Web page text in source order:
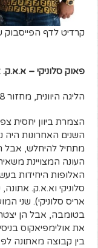
קרדיט לדף הפייסבוק
פאוק סלוניקי – א.א.ק. אתונה
הליגה היוונית, מחזור 18
הצמרת ביוון יחסית
השנים האחרונות היה
מתחיל להיחלש, אבל
העונה המצויינת
האלופות היחידות
אריס סלוניקי). שני
בטומבה, אבל הן
את אולימפיאקוס
בין קבוצה מאתונה